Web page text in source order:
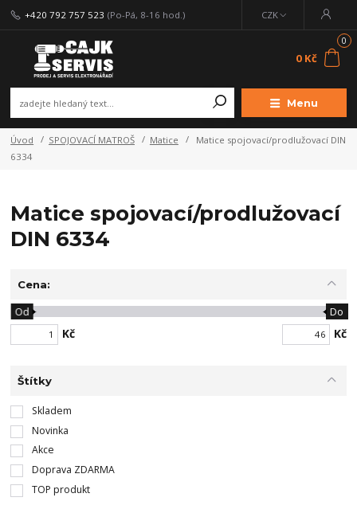
Menu
CZK
+420 792 757 523 (Po-Pá, 8-16 hod.)
0
0 Kč
Úvod SPOJOVACÍ MATROŠ Matice
Matice spojovací/prodlužovací DIN
6334
Matice spojovací/prodlužovací
DIN 6334
Cena:
Kč
Od Do
Kč
Štítky
Skladem
Novinka
Akce
Doprava ZDARMA
TOP produkt